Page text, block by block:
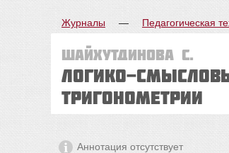
Журналы — Педагогическая
Шайхутдинова С.
Логико-
тригонометрии
Аннотация отсутствует